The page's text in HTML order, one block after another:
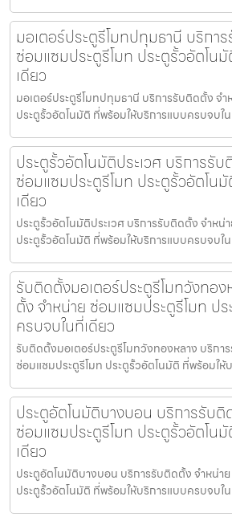
มอเตอร์ประตูรีโมทปทุมธานี บริกา
ซ่อมแซมประตูรีโมท ประตูรั้วอัตโน
เดียว
มอเตอร์ประตูรีโมทปทุมธานี บริการรับติดตั้ง จำ
ประตูรั้วอัตโนมัติ ที่พร้อมให้บริการแบบครบจบใ
ประตูรั้วอัตโนมัติประเวศ บริการรั
ซ่อมแซมประตูรีโมท ประตูรั้วอัตโน
เดียว
ประตูรั้วอัตโนมัติประเวศ บริการรับติดตั้ง จำหน่
ประตูรั้วอัตโนมัติ ที่พร้อมให้บริการแบบครบจบใ
รับติดตั้งมอเตอร์ประตูรีโมทวังทอ
ตั้ง จำหน่าย ซ่อมแซมประตูรีโมท ป
ครบจบในที่เดียว
รับติดตั้งมอเตอร์ประตูรีโมทวังทองหลาง บริกา
ซ่อมแซมประตูรีโมท ประตูรั้วอัตโนมัติ ที่พร้อมให้
ประตูอัตโนมัติบางบอน บริการรับติ
ซ่อมแซมประตูรีโมท ประตูรั้วอัตโน
เดียว
ประตูอัตโนมัติบางบอน บริการรับติดตั้ง จำหน่า
ประตูรั้วอัตโนมัติ ที่พร้อมให้บริการแบบครบจบใ